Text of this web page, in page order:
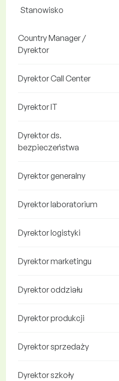
Stanowisko
Country Manager /
Dyrektor
Dyrektor Call Center
Dyrektor IT
Dyrektor ds.
bezpieczeństwa
Dyrektor generalny
Dyrektor laboratorium
Dyrektor logistyki
Dyrektor marketingu
Dyrektor oddziału
Dyrektor produkcji
Dyrektor sprzedaży
Dyrektor szkoły